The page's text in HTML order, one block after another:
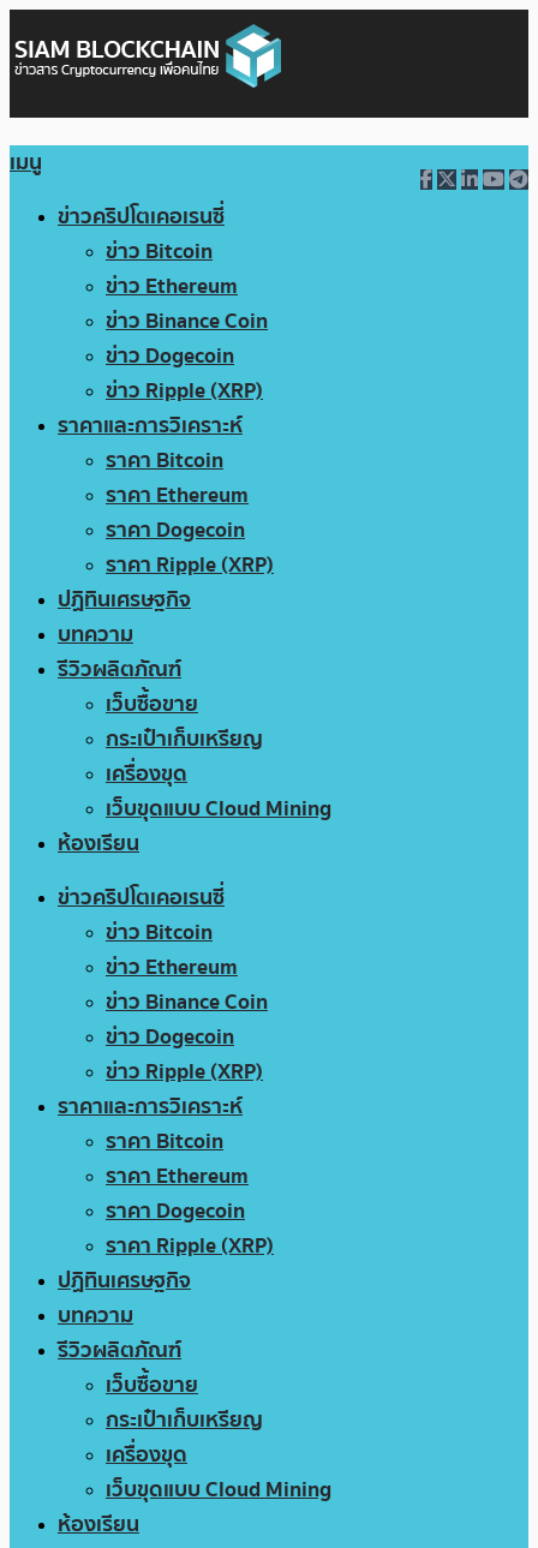
เมนู
ข่าวคริปโตเคอเรนซี่
ข่าว Bitcoin
ข่าว Ethereum
ข่าว Binance Coin
ข่าว Dogecoin
ข่าว Ripple (XRP)
ราคาและการวิเคราะห์
ราคา Bitcoin
ราคา Ethereum
ราคา Dogecoin
ราคา Ripple (XRP)
ปฏิทินเศรษฐกิจ
บทความ
รีวิวผลิตภัณฑ์
เว็บซื้อขาย
กระเป๋าเก็บเหรียญ
เครื่องขุด
เว็บขุดแบบ Cloud Mining
ห้องเรียน
ข่าวคริปโตเคอเรนซี่
ข่าว Bitcoin
ข่าว Ethereum
ข่าว Binance Coin
ข่าว Dogecoin
ข่าว Ripple (XRP)
ราคาและการวิเคราะห์
ราคา Bitcoin
ราคา Ethereum
ราคา Dogecoin
ราคา Ripple (XRP)
ปฏิทินเศรษฐกิจ
บทความ
รีวิวผลิตภัณฑ์
เว็บซื้อขาย
กระเป๋าเก็บเหรียญ
เครื่องขุด
เว็บขุดแบบ Cloud Mining
ห้องเรียน